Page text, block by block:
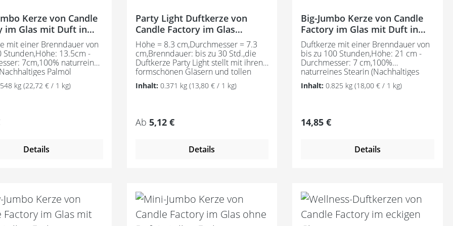
Kerze von Candle
mit Duft in
mit einer Brenndauer von
Stunden,Höhe: 13.5cm -
7cm,100% naturreines
Palmöl
durchgefärbt im Original
Zylinderform, inkl.
Stearin der Kerze
nachhaltigem Anbau
mit einer rußarmen
sauber ab.Es werden
Düfte, die sich positiv
auswirken.Das
Glas von Weck®
Auslaufen und Spritzen,
kg (22,72 € / 1 kg)
Preis:
Details
Party Light Duftkerze von
Candle Factory im Glas
Sonderedition
Höhe = 8.3 cm,Durchmesser = 7.3
cm,Brenndauer: bis zu 30 Std.,die
Duftkerze Party Light stellt mit ihren
formschönen Gläsern und tollen
Farben ein wunderbares
Designelment dar. Gleichzeitig
gleichmäßig brennt und ihren
herrlichen Duft ungstört verbeiten
aus nachhaltigem Anbau gemäß
RSPO Mass Balance und verbrennt
Duftöle verwendet. Dadurch
entstehen unaufdringliche,
angenehme Düfte, die sich positiv
auf die Atmosphäre auswirken.Made
Inhalt: 0.371 kg (13,80 € / 1 kg)
Regulärer Preis:
Ab 5,12 €
Details
Big-Jumbo Kerze von Candle
Factory im Glas mit Duft in
tollen Farben
Duftkerze mit einer Brenndauer von
bis zu 100 Stunden,Höhe: 21 cm -
Durchmesser: 7 cm,100%
naturreines Stearin (Nachhaltiges
Palmöl zertifiziert), durchgefärbt im
Original Weckglas Zylinderform, inkl.
Germany,Das Stearin der Kerze
stammt aus nachhaltigem Anbau
verbrennt mit einer rußarmen
Flamme sauber ab.Es werden
angenehme Düfte, die sich positiv
auf die Atmosphäre auswirken.Das
hitzebeständige Glas von Weck®
schützt vor Auslaufen und Spritzen,
Inhalt:0.825 kg(18,00 € / 1 kg)
Regulärer Preis:
14,85 €
Details